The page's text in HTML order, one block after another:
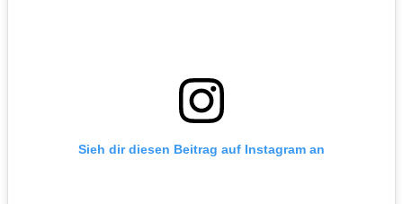
Sieh dir diesen Beitrag auf Instagram an